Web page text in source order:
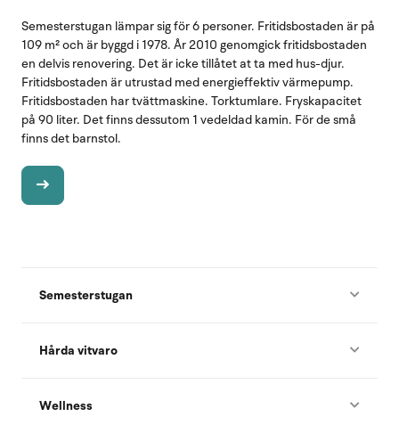
Semesterstugan lämpar sig för 6 personer. Fritidsbostaden är på
109 m² och är byggd i 1978. År 2010 genomgick fritidsbostaden
en delvis renovering. Det är icke tillåtet at ta med hus-djur.
Fritidsbostaden är utrustad med energieffektiv värmepump.
Fritidsbostaden har tvättmaskine. Torktumlare. Fryskapacitet
på 90 liter. Det finns dessutom 1 vedeldad kamin. För de små
finns det barnstol.
Semesterstugan
Hårda vitvaro
Wellness